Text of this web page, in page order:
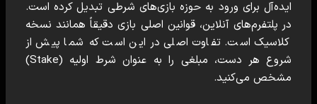
ایده‌آل برای ورود به حوزه بازی‌های شرطی تبدیل کرده است.
در پلتفرم‌های آنلاین، قوانین اصلی بازی دقیقاً همانند نسخه
کلاسیک است. تفاوت اصلی در این است که شما پیش از
شروع هر دست، مبلغی را به عنوان شرط اولیه (Stake)
مشخص می‌کنید.